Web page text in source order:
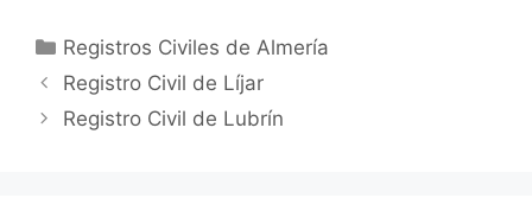
Categorías
Registros Civiles de Almería
Registro Civil de Líjar
Registro Civil de Lubrín